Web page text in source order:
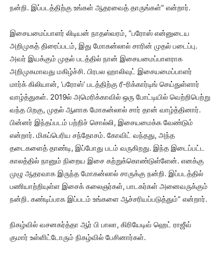
நன்றி. இப்படத்திற்கு உங்கள் ஆதரவைத் தாருங்கள்” என்றார்.
இசையமைப்பாளர் லிடியன் நாதஸ்வரம், ”பரோஸ் என்னுடைய
அறிமுகத் திரைப்படம், இது மோகன்லால் சாரின் முதல் படைப்பு.
அவர் இயக்கும் முதல் படத்தில் நான் இசையமைப்பாளராக
அறிமுகமாவது மகிழ்ச்சி. பிரபல ஹாலிவுட் இசையமைப்பாளர்
மார்க் கிலியான், ‘பரோஸ்’ படத்திற்கு ரீ-ரிக்கார்டிங் செய்துள்ளார்
வாழ்த்துகள். 2019ல் அமெரிக்காவில் ஒரு போட்டியில் வெற்றிபெற்று
வந்த பிறகு, முதல் ஆளாக மோகன்லால் சார் தான் வாழ்த்தினார்.
பின்னர் இந்தப்படம் பற்றிச் சொல்லி, இசையமைக்க வேண்டும்
என்றார். மிகப்பெரிய சந்தோசம். கோவிட் வந்தது, அந்த
தடைகளைத் தாண்டி, இப்போது படம் வருகிறது. இந்த இடைப்பட்ட
காலத்தில் நானும் நிறைய இசை கற்றுக்கொண்டுள்ளேன். எனக்கு
முழு ஆதரவாக இருந்த மோகன்லால் சாருக்கு நன்றி. இப்படத்தில்
பணியாற்றியுள்ள இசைக் கலைஞர்கள், பாடகர்கள் அனைவருக்கும்
நன்றி. கண்டிப்பாக இப்படம் உங்களை ஆச்சரியப்படுத்தும்” என்றார்.
நிகழ்வில் வசனகர்த்தா ஆர் பி பாலா, கிரியேடிவ் ஹெட் ராஜீவ்
குமார் உள்ளிட்டோரும் நிகழ்வில் பேசினார்கள்.